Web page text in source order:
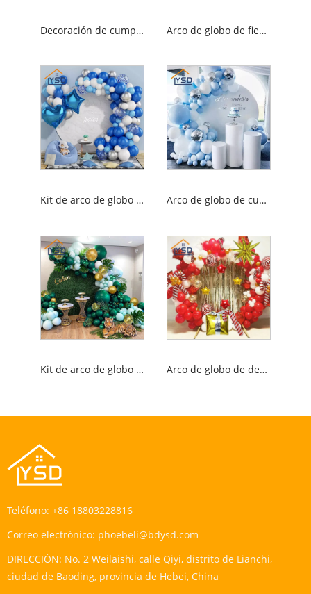
Decoración de cumpleaños de arco de globo Arco de globo de fiesta de la playa
Kit de arco de globo azul Arco de globo de cumpleaños azul
Kit de arco de globo forestal Arco de globo de decoración de vacaciones
Teléfono: +86 18803228816
Correo electrónico: phoebeli@bdysd.com
DIRECCIÓN: No. 2 Weilaishi, calle Qiyi, distrito de Lianchi,
ciudad de Baoding, provincia de Hebei, China